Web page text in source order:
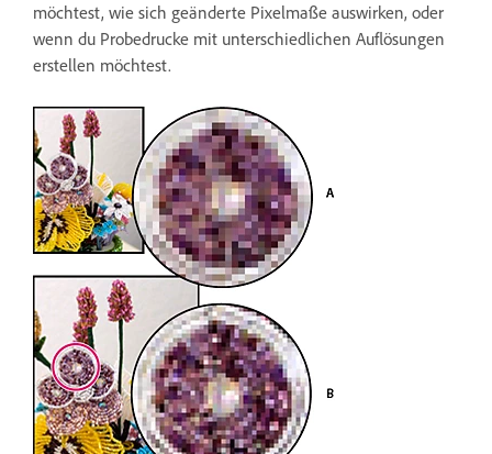
möchtest, wie sich geänderte Pixelmaße auswirken, oder
wenn du Probedrucke mit unterschiedlichen Auflösungen
erstellen möchtest.